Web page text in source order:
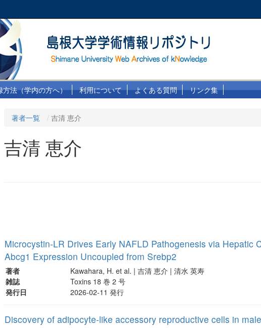
方法（学内の方へ） 利用について よくある質問 リンク集
著者一覧 吉清 恵介
吉清 恵介
Microcystin-LR Drives Early NAFLD Pathogenesis via Hepatic
Abcg1 Expression Uncoupled from Srebp2
著者
Kawahara, H. et al. | 吉清 恵介 | 清水 英寿
雑誌
Toxins 18 巻 2 号
発行日
2026-02-11 発行
Discovery of adipocyte-like accessory reproductive cells in